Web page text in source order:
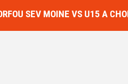
SEV MOINE VS U15 A